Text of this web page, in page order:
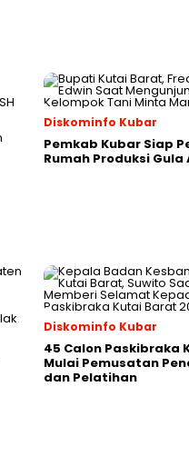
Diskominfo Kubar
Pemkab Kubar Siap
Rumah Produksi Gula
Diskominfo Kubar
45 Calon Paskibraka
Mulai Pemusatan
dan Pelatihan